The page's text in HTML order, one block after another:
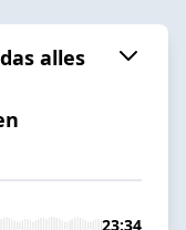
alles
23:34